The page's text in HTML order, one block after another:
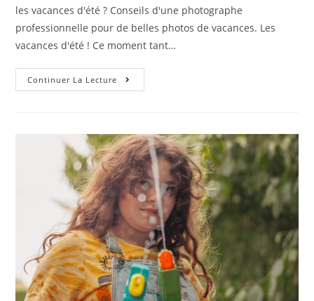
les vacances d'été ? Conseils d'une photographe
professionnelle pour de belles photos de vacances. Les
vacances d'été ! Ce moment tant…
Continuer La Lecture